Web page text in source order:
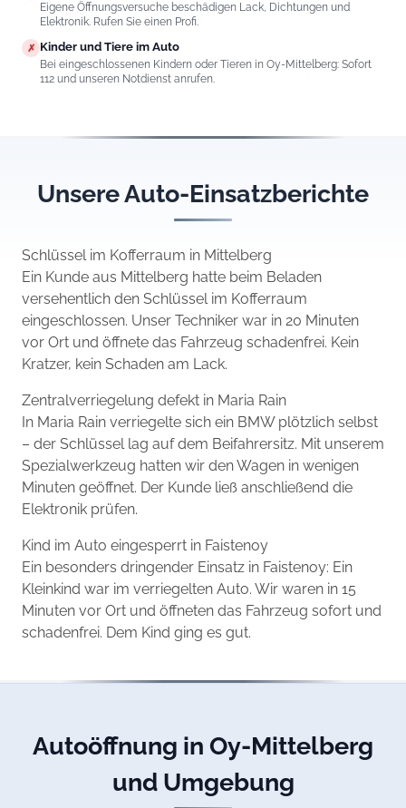
Eigene Öffnungsversuche beschädigen Lack, Dichtungen und
Elektronik. Rufen Sie einen Profi.
✗ Kinder und Tiere im Auto
Bei eingeschlossenen Kindern oder Tieren in Oy-Mittelberg: Sofort
112 und unseren Notdienst anrufen.
Unsere Auto-Einsatzberichte
Schlüssel im Kofferraum in Mittelberg
Ein Kunde aus Mittelberg hatte beim Beladen
versehentlich den Schlüssel im Kofferraum
eingeschlossen. Unser Techniker war in 20 Minuten
vor Ort und öffnete das Fahrzeug schadenfrei. Kein
Kratzer, kein Schaden am Lack.
Zentralverriegelung defekt in Maria Rain
In Maria Rain verriegelte sich ein BMW plötzlich selbst
– der Schlüssel lag auf dem Beifahrersitz. Mit unserem
Spezialwerkzeug hatten wir den Wagen in wenigen
Minuten geöffnet. Der Kunde ließ anschließend die
Elektronik prüfen.
Kind im Auto eingesperrt in Faistenoy
Ein besonders dringender Einsatz in Faistenoy: Ein
Kleinkind war im verriegelten Auto. Wir waren in 15
Minuten vor Ort und öffneten das Fahrzeug sofort und
schadenfrei. Dem Kind ging es gut.
Autoöffnung in Oy-Mittelberg
und Umgebung